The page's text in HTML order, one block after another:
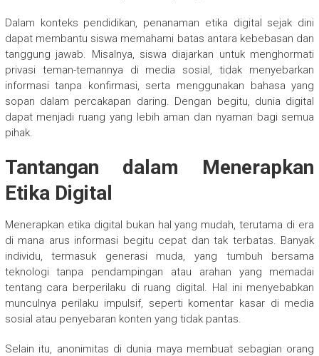
Dalam konteks pendidikan, penanaman etika digital sejak dini
dapat membantu siswa memahami batas antara kebebasan dan
tanggung jawab. Misalnya, siswa diajarkan untuk menghormati
privasi teman-temannya di media sosial, tidak menyebarkan
informasi tanpa konfirmasi, serta menggunakan bahasa yang
sopan dalam percakapan daring. Dengan begitu, dunia digital
dapat menjadi ruang yang lebih aman dan nyaman bagi semua
pihak.
Tantangan dalam Menerapkan
Etika Digital
Menerapkan etika digital bukan hal yang mudah, terutama di era
di mana arus informasi begitu cepat dan tak terbatas. Banyak
individu, termasuk generasi muda, yang tumbuh bersama
teknologi tanpa pendampingan atau arahan yang memadai
tentang cara berperilaku di ruang digital. Hal ini menyebabkan
munculnya perilaku impulsif, seperti komentar kasar di media
sosial atau penyebaran konten yang tidak pantas.
Selain itu, anonimitas di dunia maya membuat sebagian orang